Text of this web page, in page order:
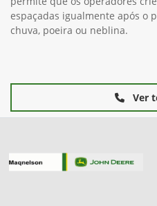
espaçadas igualmente após o
chuva, poeira ou neblina.
Ver